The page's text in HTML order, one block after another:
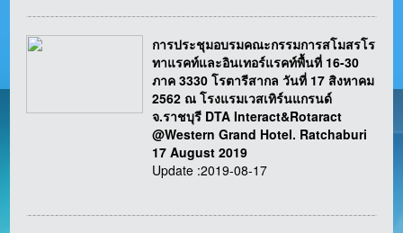
การประชุมอบรมคณะกรรมการสโมสรโร
ทาแรคท์และอินเทอร์แรคท์พื้นที่ 16-30
ภาค 3330 โรตารีสากล วันที่ 17 สิงหาคม
2562 ณ โรงแรมเวสเทิร์นแกรนด์
จ.ราชบุรี DTA Interact&Rotaract
@Western Grand Hotel. Ratchaburi
17 August 2019
Update :2019-08-17